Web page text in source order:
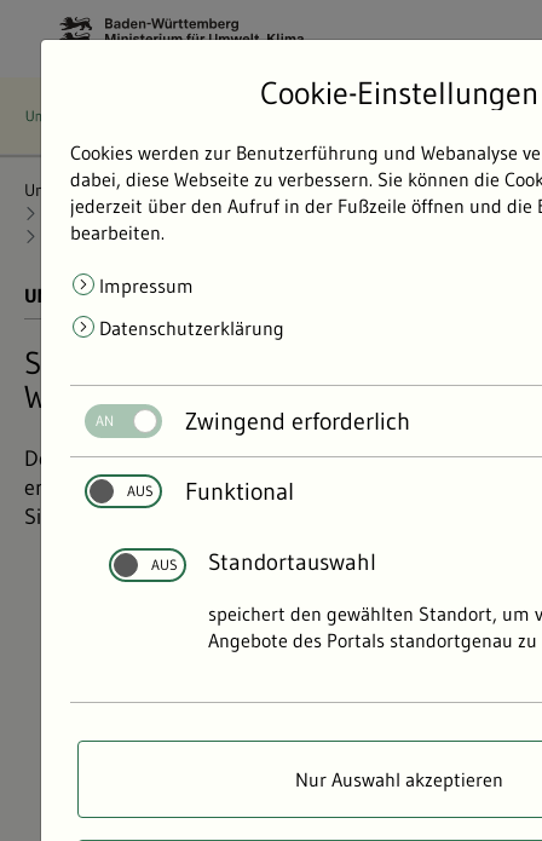
Umweltdaten
Bericht: Umweltdaten 2024
Natur und Landschaft
Wald
Schutz- und Erholungsfunktion Wälder
UMWELTDATEN BERICHT 2024
Schutz- und Erholungsfunktion der
Wälder in Baden-Württemberg
Der baden-württembergische Wald ist vielfältig und
erfüllt unterschiedliche Funktionen. Welche, erfahren
Sie hier.
Cookie-Einstellungen
Cookies werden zur Benutzerführung und Webanalyse
dabei, diese Webseite zu verbessern. Sie können die
jederzeit über den Aufruf in der Fußzeile öffnen und die
bearbeiten.
Impressum
Datenschutzerklärung
Zwingend erforderlich
Funktional
Standortauswahl
speichert den gewählten Standort, um
Angebote des Portals standortgenau
Nur Auswahl akzeptieren